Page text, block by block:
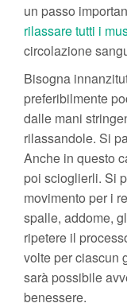
un passo
rilassare tutti i
circolazione
Bisogna
preferibilmente
dalle mani
rilassandole. Si
Anche in questo
poi scioglierli. Si
movimento per i
spalle, addome,
ripetere il
volte per ciascun
sarà possibile
benessere.